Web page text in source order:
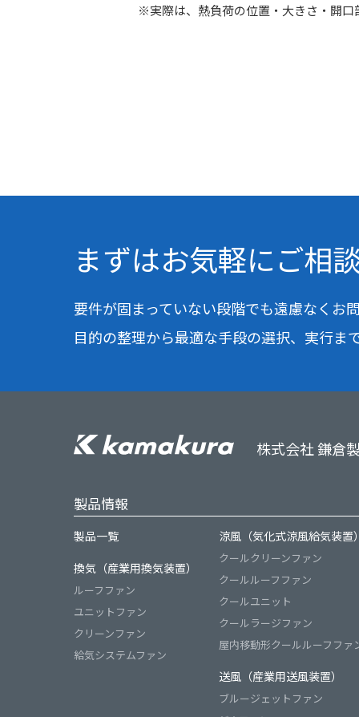
※実際は、熱負荷の位置・大きさ・開口
まずはお気軽にご相
要件が固まっていない段階でも遠慮なくお
目的の整理から最適な手段の選択、実行ま
株式会社 鎌倉
製品情報
製品一覧
換気（産業用換気装置）
ルーフファン
ユニットファン
クリーンファン
給気システムファン
涼風（気化式涼風給気装置
クールクリーンファン
クールルーフファン
クールユニット
クールラージファン
屋内移動形クールルーフファ
送風（産業用送風装置）
ブルージェットファン